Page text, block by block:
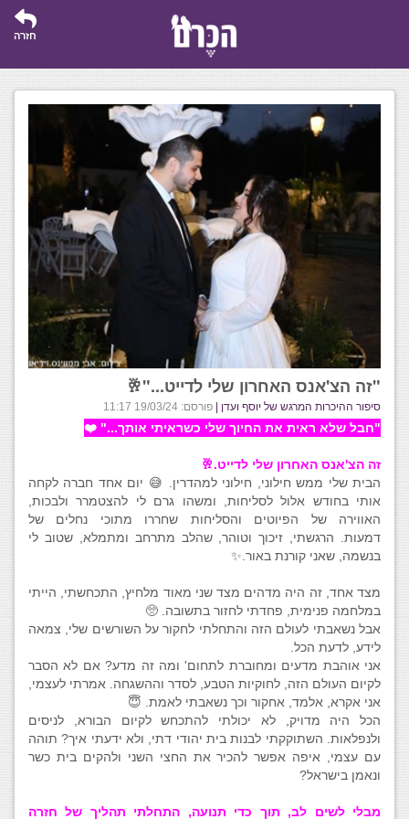
חזרה
"זה הצ'אנס האחרון שלי לדייט..."🥂
סיפור ההיכרות המרגש של יוסף ועדן | פורסם: 19/03/24 11:17
"חבל שלא ראית את החיוך שלי כשראיתי אותך..." ❤️
זה הצ'אנס האחרון שלי לדייט.🥂
הבית שלי ממש חילוני, חילוני למהדרין. 😅 יום אחד חברה לקחה
אותי בחודש אלול לסליחות, ומשהו גרם לי להצטמרר ולבכות,
האווירה של הפיוטים והסליחות שחררו מתוכי נחלים של
דמעות. הרגשתי, זיכוך וטוהר, שהלב מתרחב ומתמלא, שטוב לי
בנשמה, שאני קורנת באור.✨
מצד אחד, זה היה מדהים מצד שני מאוד מלחיץ, התכחשתי, הייתי
במלחמה פנימית, פחדתי לחזור בתשובה. 🥺
אבל נשאבתי לעולם הזה והתחלתי לחקור על השורשים שלי, צמאה
לידע, לדעת הכל.
אני אוהבת מדעים ומחוברת לתחום' ומה זה מדע? אם לא הסבר
לקיום העולם הזה, לחוקיות הטבע, לסדר וההשגחה. אמרתי לעצמי,
אני אקרא, אלמד, אחקור וכך נשאבתי לאמת. 😇
הכל היה מדויק, לא יכולתי להתכחש לקיום הבורא, לניסים
ולנפלאות. השתוקקתי לבנות בית יהודי דתי, ולא ידעתי איך? תוהה
עם עצמי, איפה אפשר להכיר את החצי השני ולהקים בית כשר
ונאמן בישראל?
מבלי לשים לב, תוך כדי תנועה, התחלתי תהליך של חזרה